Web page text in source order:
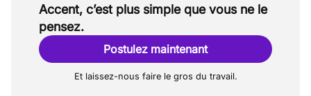
Accent, c’est plus simple que vous ne le
pensez.
Postulez maintenant
Et laissez-nous faire le gros du travail.